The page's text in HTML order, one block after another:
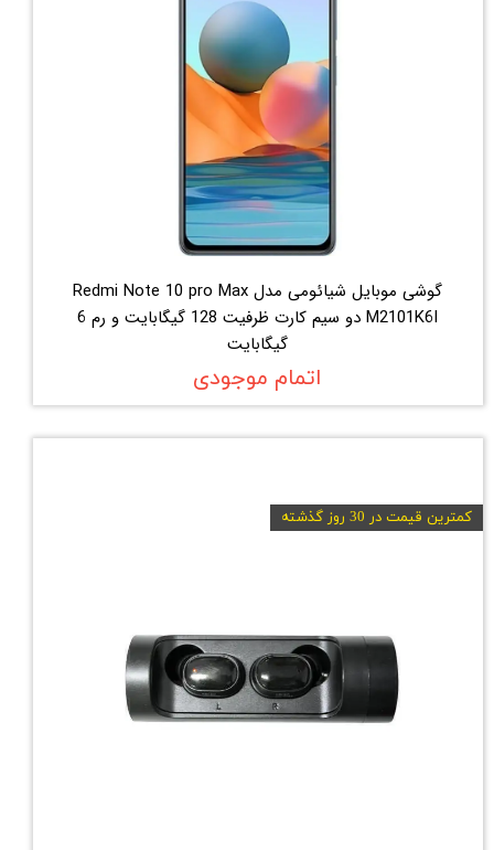
گوشی موبایل شیائومی مدل Redmi Note 10 pro Max
M2101K6I دو سیم‌ کارت ظرفیت 128 گیگابایت و رم 6
گیگابایت
اتمام موجودی
کمترین قیمت در 30 روز گذشته